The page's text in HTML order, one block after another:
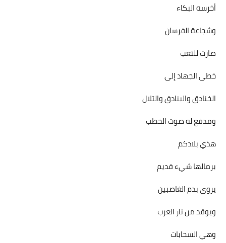
أخرسه البكاء
وشجاعة الفرسان
صارت للتعب
خطى الجهاد إلى
الخنادق والبنادق والتلال
ومدفع له صوت الخطب
هذي بلادكم
برمالها شيء قديم
يروى بدم الغاصبين
ويوقد من نار العرب
وهي السحابات